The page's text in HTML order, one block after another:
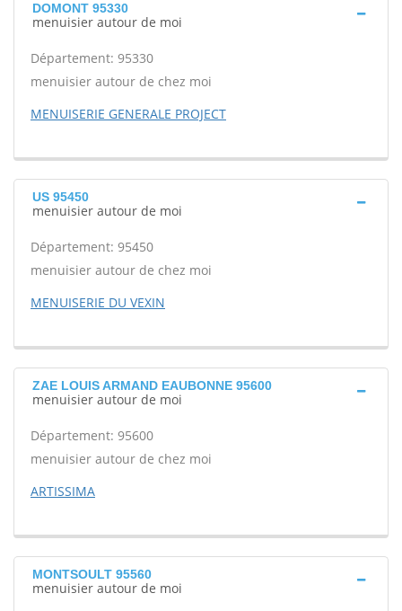
DOMONT 95330
menuisier autour de moi
Département: 95330
menuisier autour de chez moi
MENUISERIE GENERALE PROJECT
US 95450
menuisier autour de moi
Département: 95450
menuisier autour de chez moi
MENUISERIE DU VEXIN
ZAE LOUIS ARMAND EAUBONNE 95600
menuisier autour de moi
Département: 95600
menuisier autour de chez moi
ARTISSIMA
MONTSOULT 95560
menuisier autour de moi